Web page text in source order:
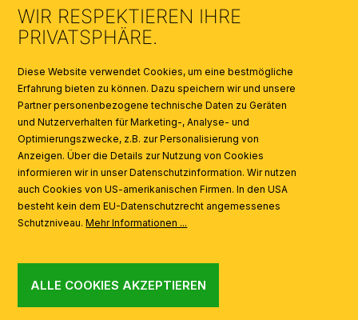
KATALOGE
AI
WIR RESPEKTIEREN IHRE
PRIVATSPHÄRE.
Diese Website verwendet Cookies, um eine bestmögliche
Erfahrung bieten zu können. Dazu speichern wir und unsere
Partner personenbezogene technische Daten zu Geräten
und Nutzerverhalten für Marketing-, Analyse- und
Optimierungszwecke, z.B. zur Personalisierung von
Anzeigen. Über die Details zur Nutzung von Cookies
informieren wir in unser Datenschutzinformation. Wir nutzen
auch Cookies von US-amerikanischen Firmen. In den USA
besteht kein dem EU-Datenschutzrecht angemessenes
Schutzniveau.Mehr Informationen ...
ALLE COOKIES AKZEPTIEREN